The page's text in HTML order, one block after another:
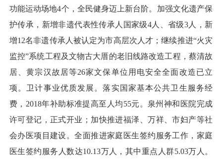
功能运动场地4个，全民健身迈上新台阶。加强文化遗产保
护传承，新增非遗代表性传承人国家级4人、省级3人，新
增12名非遗传承人被认定为市高层次人才；继续推进“火灾
监控”系统工程及文物古大厝的老旧线路改造工程，蔡清故
居、黄宗汉故居等26家文保单位用电安全全面改造已立
项。卫计事业优质发展。落实国家基本公共卫生服务经
费，2018年补助标准提高至人均55元。泉州神和医院完成
许可登记，正式开业；加快推进福泽、万祥、市妇产等社
会办医项目建设。全面推进家庭医生签约服务工作，家庭
医生签约服务人数达10.13万人，其中重点人群5.03万人。